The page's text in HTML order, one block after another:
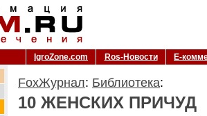
IgroZone.com Ros-Новости
Е-
FoxЖурнал: Библиотека:
10 ЖЕНСКИХ ПРИЧУД